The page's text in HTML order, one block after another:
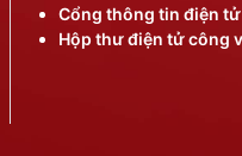
Cổng thông tin điện
Hộp thư điện tử công